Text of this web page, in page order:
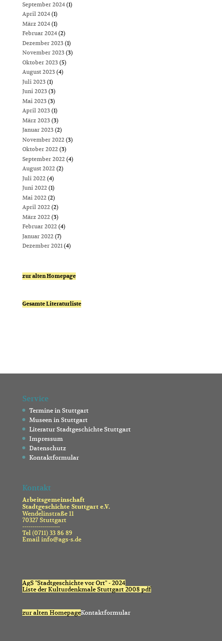
September 2024(1)
April 2024(1)
März 2024(1)
Februar 2024(2)
Dezember 2023(1)
November 2023(3)
Oktober 2023(5)
August 2023(4)
Juli 2023(1)
Juni 2023(3)
Mai 2023(3)
April 2023(1)
März 2023(3)
Januar 2023(2)
November 2022(3)
Oktober 2022(3)
September 2022(4)
August 2022(2)
Juli 2022(4)
Juni 2022(1)
Mai 2022(2)
April 2022(2)
März 2022(3)
Februar 2022(4)
Januar 2022(7)
Dezember 2021(4)
zur alten Homepage
Gesamte Literaturliste
Service
Termine in Stuttgart
Museen in Stuttgart
Literatur Stadtgeschichte Stuttgart
Impressum
Datenschutz
Kontaktformular
Kontakt
Arbeitsgemeinschaft
Stadtgeschichte Stuttgart e.V.
Wendelinstraße 11
70327 Stuttgart
-------------------
Tel (0711) 33 86 89
Email info@ags-s.de
AgS "Stadtgeschichte vor Ort" - 2024
Liste der Kulturdenkmale Stuttgart 2008 pdf
zur alten HomepageKontaktformular